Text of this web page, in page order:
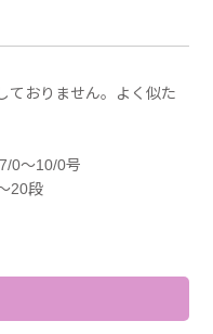
ておりません。よく似た
0～10/0号
20段